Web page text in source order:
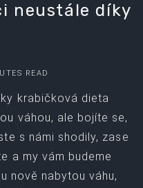
neustále díky
READ
krabičková dieta
váhou, ale bojíte se,
s námi shodily, zase
a my vám budeme
nově nabytou váhu,